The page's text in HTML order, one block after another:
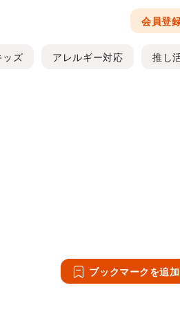
会員登
ッズ アレルギー対応 推し
ブックマークを追加